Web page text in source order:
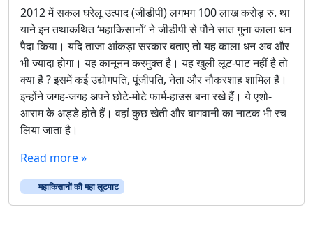
2012 में सकल घरेलू उत्पाद (जीडीपी) लगभग 100 लाख करोड़ रु. था
याने इन तथाकथित ‘महाकिसानों’ ने जीडीपी से पौने सात गुना काला धन
पैदा किया। यदि ताजा आंकड़ा सरकार बताए तो यह काला धन अब और
भी ज्यादा होगा। यह कानूनन करमुक्त है। यह खुली लूट-पाट नहीं है तो
क्या है ? इसमें कई उद्योगपति, पूंजीपति, नेता और नौकरशाह शामिल हैं।
इन्होंने जगह-जगह अपने छोटे-मोटे फार्म-हाउस बना रखे हैं। ये एशो-
आराम के अड्डे होते हैं। वहां कुछ खेती और बागवानी का नाटक भी रच
लिया जाता है।
Read more »
महाकिसानों की महा लूटपाट